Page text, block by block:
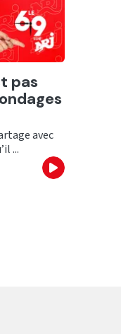
pas
avec
...
Ecouter